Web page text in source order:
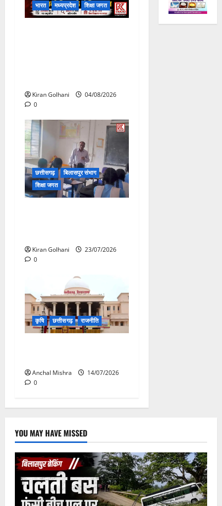
भारत मध्यप्रदेश शिक्षा जगत
Kiran Golhani
04/08/2026
0
छत्तीसगढ़
बिलासपुर संभाग
शिक्षा जगत
Kiran Golhani
23/07/2026
0
कृषि छत्तीसगढ़ राजनीति
Anchal Mishra
14/07/2026
0
YOU MAY HAVE MISSED